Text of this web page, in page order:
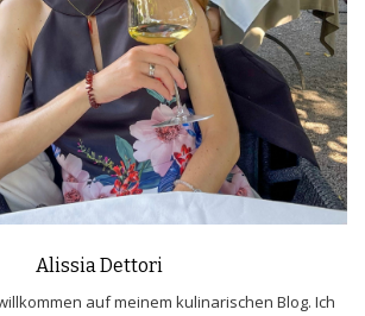
Alissia Dettori
auf meinem kulinarischen Blog. Ich